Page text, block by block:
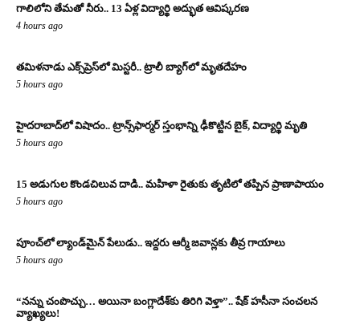
గాలిలోని తేమతో నీరు.. 13 ఏళ్ల విద్యార్థి అద్భుత ఆవిష్కరణ
4 hours ago
తమిళనాడు ఎక్స్‌ప్రెస్‌లో మిస్టరీ.. ట్రాలీ బ్యాగ్‌లో మృతదేహం
5 hours ago
హైదరాబాద్‌లో విషాదం.. ట్రాన్స్‌ఫార్మర్ స్తంభాన్ని ఢీకొట్టిన బైక్, విద్యార్థి మృతి
5 hours ago
15 అడుగుల కొండచిలువ దాడి.. మహిళా రైతుకు తృటిలో తప్పిన ప్రాణాపాయం
5 hours ago
పూంచ్‌లో ల్యాండ్‌మైన్ పేలుడు.. ఇద్దరు ఆర్మీ జవాన్లకు తీవ్ర గాయాలు
5 hours ago
“నన్ను చంపొచ్చు… అయినా బంగ్లాదేశ్‌కు తిరిగి వెళ్తా”.. షేక్ హసీనా సంచలన
వ్యాఖ్యలు!